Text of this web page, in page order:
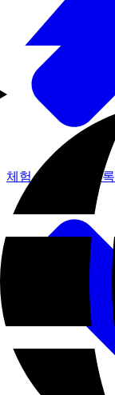
체험 프로그램 목록